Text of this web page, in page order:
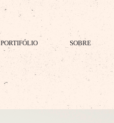
PORTIFÓLIO SOBRE